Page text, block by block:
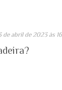
de abril de 2023 às